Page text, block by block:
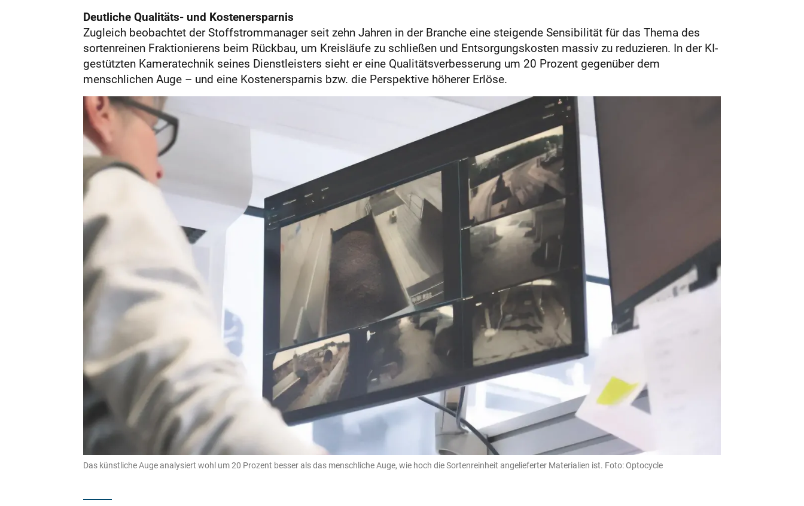
Deutliche Qualitäts- und Kostenersparnis
Zugleich beobachtet der Stoffstrommanager seit zehn Jahren in der Branche eine steigende Sensibilität für das Thema des
sortenreinen Fraktionierens beim Rückbau, um Kreisläufe zu schließen und Entsorgungskosten massiv zu reduzieren. In der KI-
gestützten Kameratechnik seines Dienstleisters sieht er eine Qualitätsverbesserung um 20 Prozent gegenüber dem
menschlichen Auge – und eine Kostenersparnis bzw. die Perspektive höherer Erlöse.
Das künstliche Auge analysiert wohl um 20 Prozent besser als das menschliche Auge, wie hoch die Sortenreinheit angelieferter Materialien ist. Foto: Optocycle